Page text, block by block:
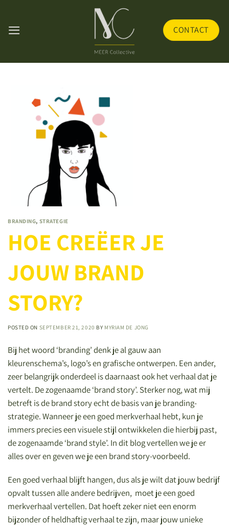
content
CONTACT
BRANDING, STRATEGIE
HOE CREËER JE
JOUW BRAND
STORY?
POSTED ON SEPTEMBER 21, 2020 BY MYRIAM DE JONG
Bij het woord ‘branding’ denk je al gauw aan
kleurenschema’s, logo’s en grafische ontwerpen. Een ander,
zeer belangrijk onderdeel is daarnaast ook het verhaal dat je
vertelt. De zogenaamde ‘brand story’. Sterker nog, wat mij
betreft is de brand story echt de basis van je branding-
strategie. Wanneer je een goed merkverhaal hebt, kun je
immers precies een visuele stijl ontwikkelen die hierbij past,
de zogenaamde ‘brand style’. In dit blog vertellen we je er
alles over en geven we je een brand story-voorbeeld.
Een goed verhaal blijft hangen, dus als je wilt dat jouw bedrijf
opvalt tussen alle andere bedrijven, moet je een goed
merkverhaal vertellen. Dat hoeft zeker niet een enorm
bijzonder of heldhaftig verhaal te zijn, maar jouw unieke